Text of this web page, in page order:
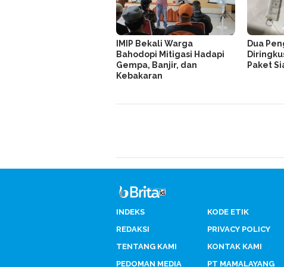
IMIP Bekali Warga
Bahodopi Mitigasi Hadapi
Gempa, Banjir, dan
Kebakaran
Dua
Paket
INDEKS KODE ETIK
REDAKSI
PRIVACY POLICY
TENTANG KAMI
KONTAK KAMI
PEDOMAN MEDIA
PT MAMALAYANG